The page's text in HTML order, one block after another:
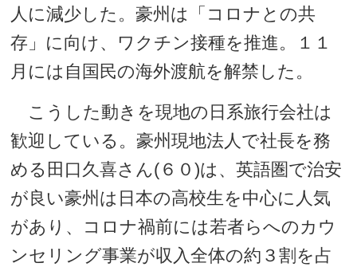
人に減少した。豪州は「コロナとの共
存」に向け、ワクチン接種を推進。１１
月には自国民の海外渡航を解禁した。
こうした動きを現地の日系旅行会社は
歓迎している。豪州現地法人で社長を務
める田口久喜さん(６０)は、英語圏で治安
が良い豪州は日本の高校生を中心に人気
があり、コロナ禍前には若者らへのカウ
ンセリング事業が収入全体の約３割を占